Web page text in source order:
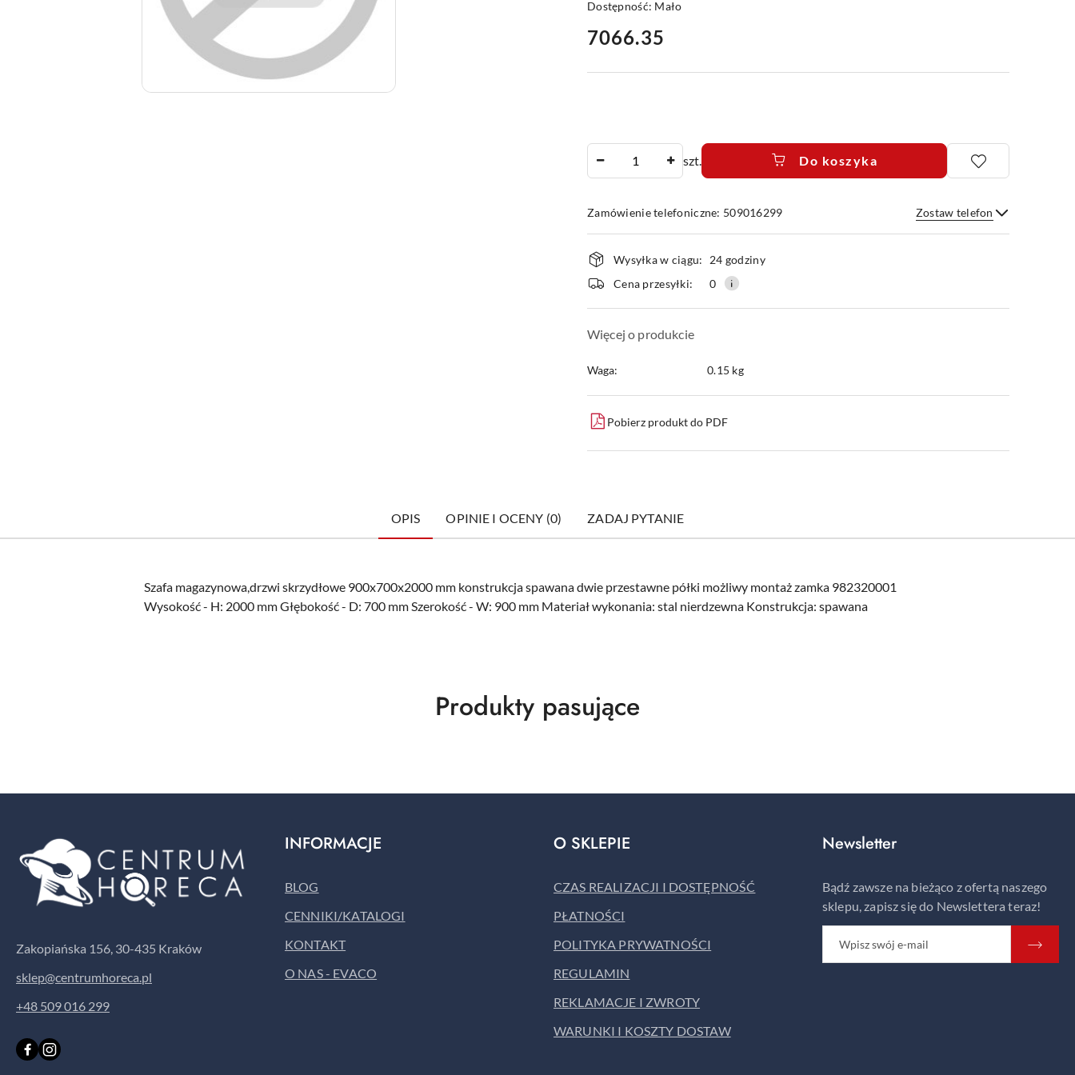
Dostępność: Mało
cena:
7066.35
szt. Do koszyka
Zamówienie telefoniczne: 509016299 Zostaw telefon
Wyślij
Dostępność
i
dostawa
Wysyłka w ciągu:
24 godziny
Cena przesyłki:
0
Więcej o produkcie
Waga: 0.15 kg
Pobierz produkt do PDF
OPIS OPINIE I OCENY (0) ZADAJ PYTANIE
Szafa magazynowa,drzwi skrzydłowe 900x700x2000 mm konstrukcja spawana dwie przestawne półki możliwy montaż zamka 982320001
Wysokość - H: 2000 mm Głębokość - D: 700 mm Szerokość - W: 900 mm Materiał wykonania: stal nierdzewna Konstrukcja: spawana
Produkty
Produkty pasujące
Zakopiańska 156, 30-435 Kraków
sklep@centrumhoreca.pl
+48 509 016 299
INFORMACJE
BLOG
CENNIKI/KATALOGI
KONTAKT
O NAS - EVACO
O SKLEPIE
CZAS REALIZACJI I DOSTĘPNOŚĆ
PŁATNOŚCI
POLITYKA PRYWATNOŚCI
REGULAMIN
REKLAMACJE I ZWROTY
WARUNKI I KOSZTY DOSTAW
Newsletter
Bądź zawsze na bieżąco z ofertą naszego
sklepu, zapisz się do Newslettera teraz!